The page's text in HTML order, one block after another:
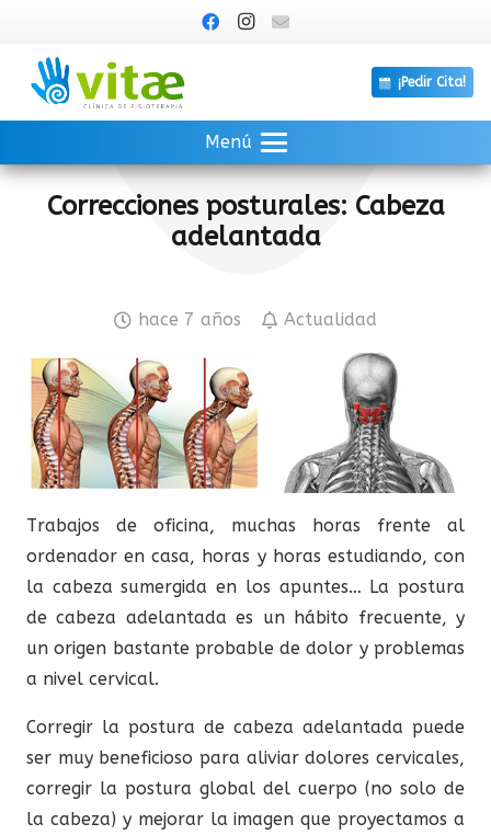
¡Pedir Cita!
Menú
Correcciones posturales: Cabeza
adelantada
hace 7 años Actualidad
Trabajos de oficina, muchas horas frente al
ordenador en casa, horas y horas estudiando, con
la cabeza sumergida en los apuntes… La postura
de cabeza adelantada es un hábito frecuente, y
un origen bastante probable de dolor y problemas
a nivel cervical.
Corregir la postura de cabeza adelantada puede
ser muy beneficioso para aliviar dolores cervicales,
corregir la postura global del cuerpo (no solo de
la cabeza) y mejorar la imagen que proyectamos a